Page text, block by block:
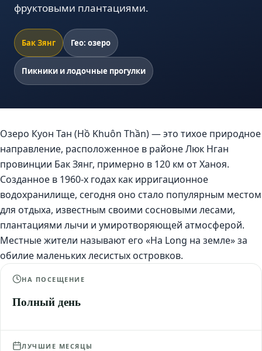
фруктовыми плантациями.
Бак Зянг Гео: озеро
Пикники и лодочные прогулки
Озеро Куон Тан (Hồ Khuôn Thần) — это тихое природное
направление, расположенное в районе Люк Нган
провинции Бак Зянг, примерно в 120 км от Ханоя.
Созданное в 1960-х годах как ирригационное
водохранилище, сегодня оно стало популярным местом
для отдыха, известным своими сосновыми лесами,
плантациями лычи и умиротворяющей атмосферой.
Местные жители называют его «Ha Long на земле» за
обилие маленьких лесистых островков.
НА ПОСЕЩЕНИЕ
Полный день
ЛУЧШИЕ МЕСЯЦЫ